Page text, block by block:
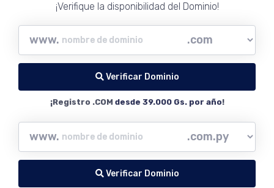
¡Verifique la disponibilidad del Dominio!
www.
Verificar Dominio
¡Registro .COM desde 39.000 Gs. por año!
www.
Verificar Dominio